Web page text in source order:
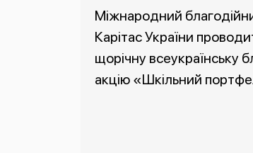
Міжнародний
Карітас України
щорічну всеукраїнську
акцію «Шкільний